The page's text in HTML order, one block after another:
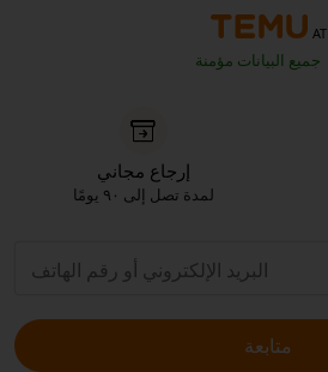
AT
جميع البيانات مؤمنة
إرجاع مجاني
لمدة تصل إلى ٩٠ يومًا
متابعة